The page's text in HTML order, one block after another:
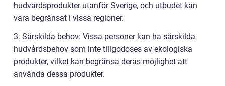
hudvårdsprodukter utanför Sverige, och utbudet kan
vara begränsat i vissa regioner.
3. Särskilda behov: Vissa personer kan ha särskilda
hudvårdsbehov som inte tillgodoses av ekologiska
produkter, vilket kan begränsa deras möjlighet att
använda dessa produkter.